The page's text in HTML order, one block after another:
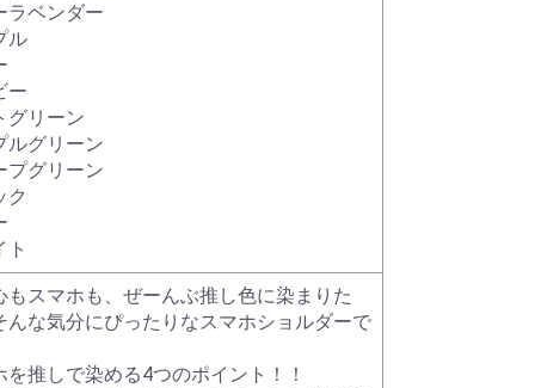
ラベンダー
ル
ー
グリーン
ルグリーン
プグリーン
ク
ト
もスマホも、ぜーんぶ推し色に染まりた
んな気分にぴったりなスマホショルダーで
を推しで染める4つのポイント！！